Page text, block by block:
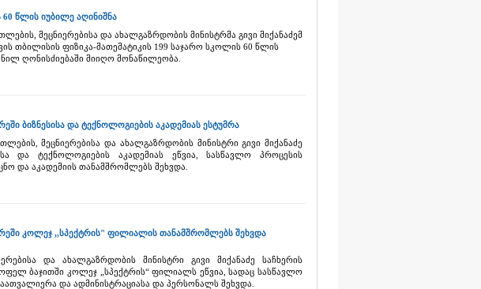
წლის იუბილე აღინიშნა
მეცნიერებისა და ახალგაზრდობის მინისტრმა გივი მიქანაძემ
თბილისის ფიზიკა-მათემატიკის 199 საჯარო სკოლის 60 წლის
ღონისძიებაში მიიღო მონაწილეობა.
ბიზნესისა და ტექნოლოგიების აკადემიას ესტუმრა
მეცნიერებისა და ახალგაზრდობის მინისტრი გივი მიქანაძე
და ტექნოლოგიების აკადემიას ეწვია, სასწავლო პროცესის
და აკადემიის თანამშრომლებს შეხვდა.
კოლეჯ ,,სპექტრის" ფილიალის თანამშრომლებს შეხვდა
და ახალგაზრდობის მინისტრი გივი მიქანაძე საჩხერის
ბაჯითში კოლეჯ „სპექტრის“ ფილიალს ეწვია, სადაც სასწავლო
და ადმინისტრაციასა და პერსონალს შეხვდა.